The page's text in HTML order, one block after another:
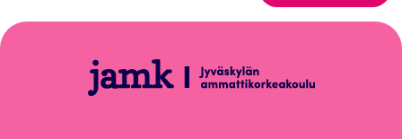
takaisin
Opetus